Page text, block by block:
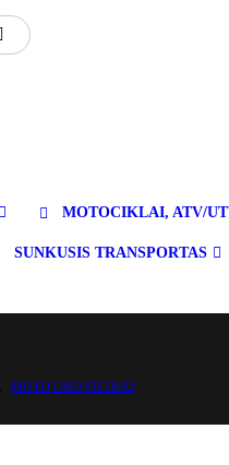
MOTOCIKLAI, ATV/
SUNKUSIS TRANSPORTAS
MOTO ORO FILTRAI